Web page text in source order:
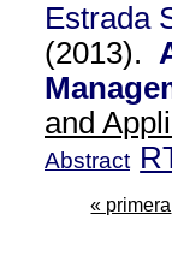
Estrada
(2013).
and
Abstract
« primera